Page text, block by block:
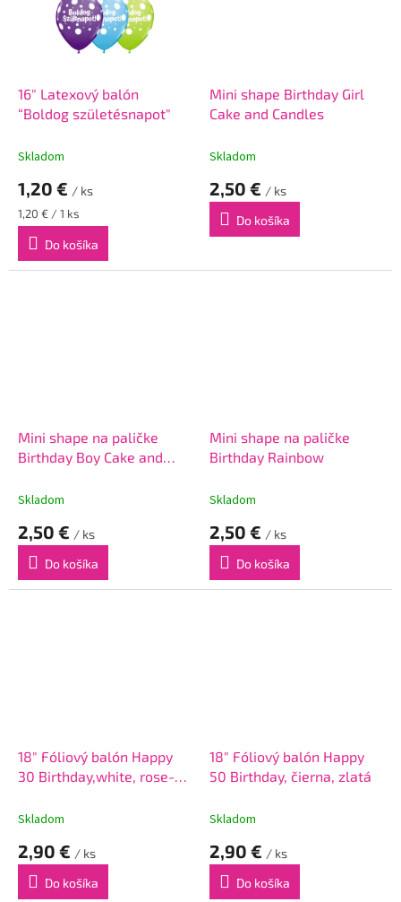
16" Latexový balón
“Boldog születésnapot"
Skladom
1,20 € / ks
Jednotková
cena:
1,20 € / 1 ks
Do košíka
Mini shape Birthday Girl
Cake and Candles
Skladom
2,50 € / ks
Do košíka
Mini shape na paličke
Birthday Boy Cake and
Skladom
2,50 € / ks
Do košíka
Mini shape na paličke
Birthday Rainbow
Skladom
2,50 € / ks
Do košíka
18" Fóliový balón Happy
30 Birthday,white, rose-
Skladom
2,90 € / ks
Do košíka
18" Fóliový balón Happy
50 Birthday, čierna, zlatá
Skladom
2,90 € / ks
Do košíka